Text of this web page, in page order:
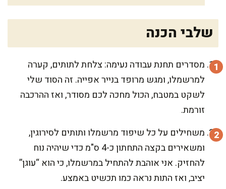
שלבי הכנה
מסדרים תחנת עבודה נעימה: צלחת לתותים, קערה
למרשמלו, ומגש מרופד בנייר אפייה. זה הסוד שלי
לשקט במטבח, הכול מחכה לכם מסודר, ואז ההרכבה
זורמת.
משחילים על כל שיפוד מרשמלו ותותים לסירוגין,
ומשאירים בקצה התחתון כ-4 ס"מ כדי שיהיה נוח
להחזיק. אני אוהבת להתחיל במרשמלו, כי הוא “עוגן”
יציב, ואז התות נראה כמו תכשיט באמצע.